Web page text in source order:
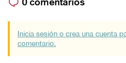
Inicia sesión o crea una cuenta
comentario.